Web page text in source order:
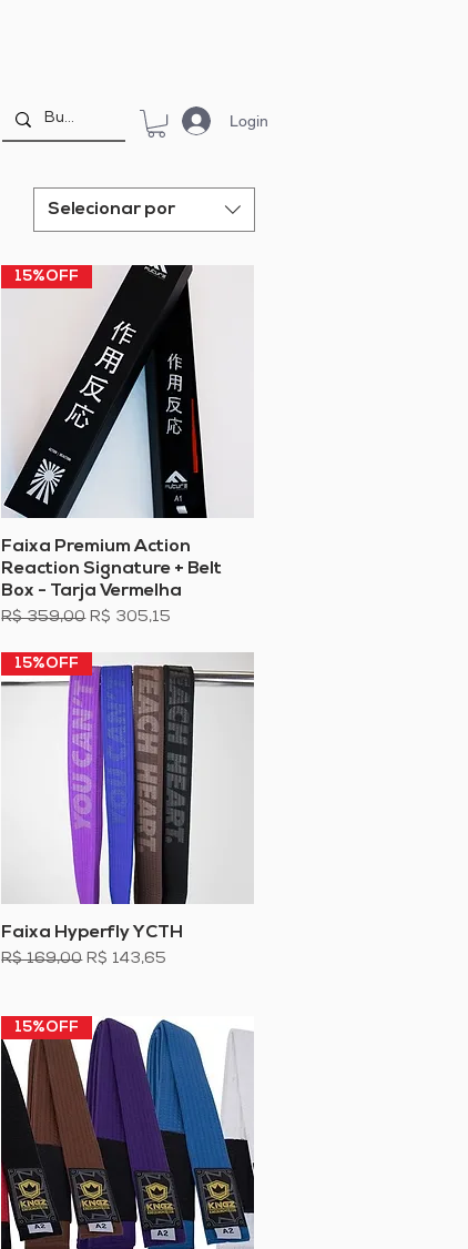
Login
Selecionar por
Visualização rápida
15%OFF
Faixa Premium Action
Reaction Signature + Belt
Box - Tarja Vermelha
Preço normal
R$ 359,00 Preço promocional
R$ 305,15
Visualização rápida
15%OFF
Faixa Hyperfly YCTH
Preço normal
R$ 169,00 Preço promocional
R$ 143,65
15%OFF